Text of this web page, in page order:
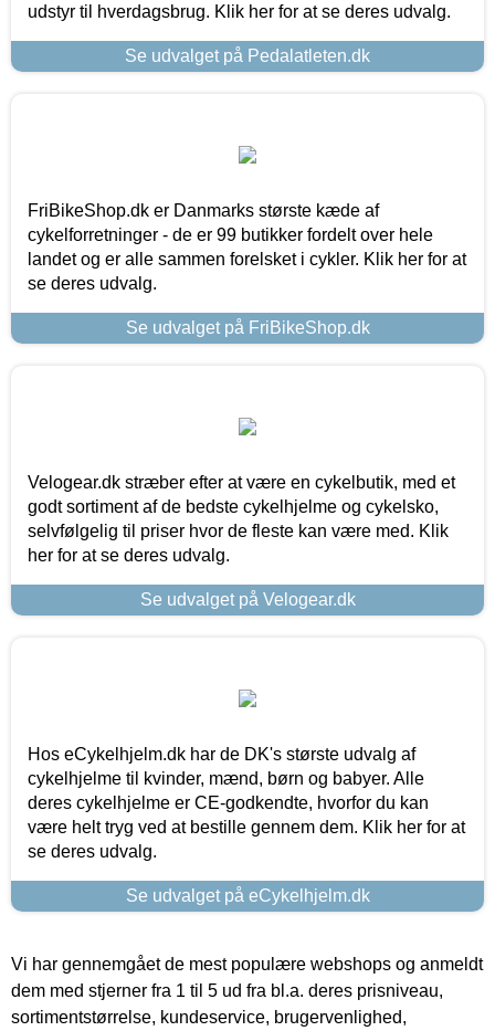
udstyr til hverdagsbrug. Klik her for at se deres udvalg.
Se udvalget på Pedalatleten.dk
FriBikeShop.dk er Danmarks største kæde af
cykelforretninger - de er 99 butikker fordelt over hele
landet og er alle sammen forelsket i cykler. Klik her for at
se deres udvalg.
Se udvalget på FriBikeShop.dk
Velogear.dk stræber efter at være en cykelbutik, med et
godt sortiment af de bedste cykelhjelme og cykelsko,
selvfølgelig til priser hvor de fleste kan være med. Klik
her for at se deres udvalg.
Se udvalget på Velogear.dk
Hos eCykelhjelm.dk har de DK's største udvalg af
cykelhjelme til kvinder, mænd, børn og babyer. Alle
deres cykelhjelme er CE-godkendte, hvorfor du kan
være helt tryg ved at bestille gennem dem. Klik her for at
se deres udvalg.
Se udvalget på eCykelhjelm.dk
Vi har gennemgået de mest populære webshops og anmeldt
dem med stjerner fra 1 til 5 ud fra bl.a. deres prisniveau,
sortimentstørrelse, kundeservice, brugervenlighed,